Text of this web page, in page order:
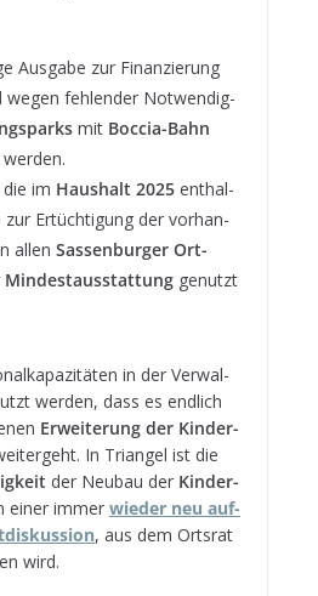
Aus­gabe zur Finan­zie­rung
wegen feh­len­der Not­wen­dig­
mit Boc­cia-Bahn
im Haus­halt 2025 ent­hal­
zur Ertüch­ti­gung der vor­han­
allen Sas­sen­bur­ger Ort­
Min­dest­aus­stat­tung genutzt
in der Ver­wal­
wer­den, dass es end­lich
Erwei­te­rung der Kin­der-
In Tri­an­gel ist die
der Neu­bau der Kin­der­
einer immer wie­der neu auf­
, aus dem Orts­rat
wird.